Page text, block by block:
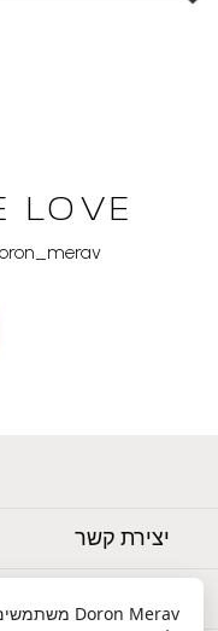
LOVE
יצירת קשר
Doron Merav